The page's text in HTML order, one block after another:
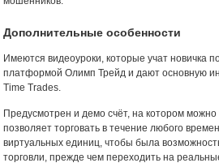
Дополнительные особенности
Имеются видеоуроки, которые учат новичка
платформой Олимп Трейд и дают основную
Time Trades.
Предусмотрен и демо счёт, на котором можно
позволяет торговать в течение любого
виртуальных единиц, чтобы была
торговли, прежде чем переходить на